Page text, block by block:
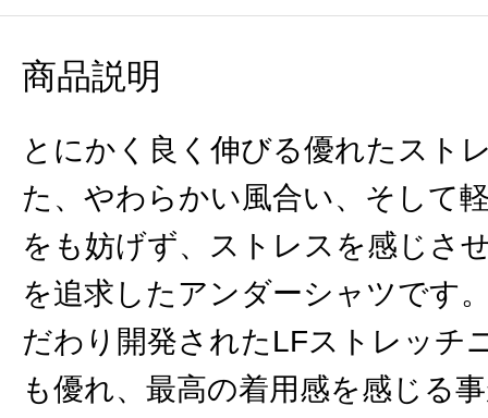
商品説明
とにかく良く伸びる優れたスト
た、やわらかい風合い、そして
をも妨げず、ストレスを感じさ
を追求したアンダーシャツです
だわり開発されたLFストレッチ
も優れ、最高の着用感を感じる